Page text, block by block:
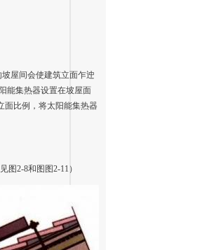
坡屋间会使建筑立面乍迚
能集热器设置在坡屋面
面比例，将太阳能集热器
图2-8和图 图2-11 ）